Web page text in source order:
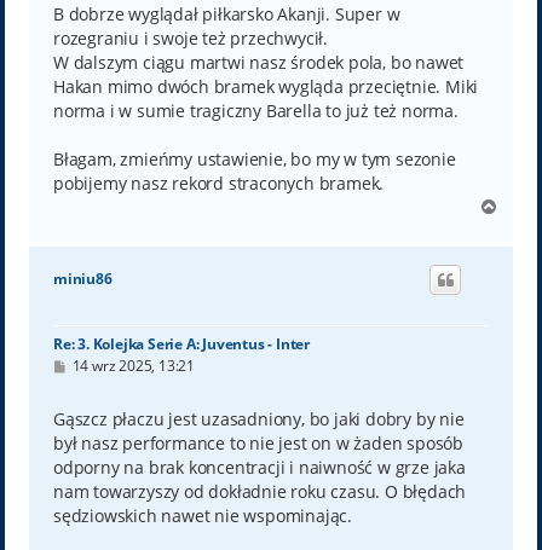
B dobrze wyglądał piłkarsko Akanji. Super w
rozegraniu i swoje też przechwycił.
W dalszym ciągu martwi nasz środek pola, bo nawet
Hakan mimo dwóch bramek wygląda przeciętnie. Miki
norma i w sumie tragiczny Barella to już też norma.
Błagam, zmieńmy ustawienie, bo my w tym sezonie
pobijemy nasz rekord straconych bramek.
g
miniu86
Re: 3. Kolejka Serie A: Juventus - Inter
P
t
14 wrz 2025, 13:21
Gąszcz płaczu jest uzasadniony, bo jaki dobry by nie
był nasz performance to nie jest on w żaden sposób
odporny na brak koncentracji i naiwność w grze jaka
nam towarzyszy od dokładnie roku czasu. O błędach
sędziowskich nawet nie wspominając.